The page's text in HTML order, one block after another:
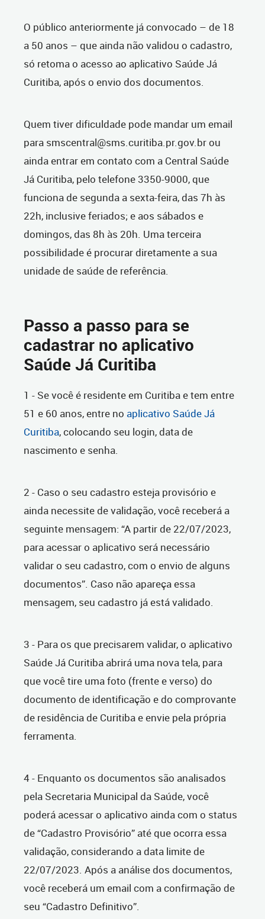
O público anteriormente já convocado – de 18
a 50 anos – que ainda não validou o cadastro,
só retoma o acesso ao aplicativo Saúde Já
Curitiba, após o envio dos documentos.
Quem tiver dificuldade pode mandar um email
para smscentral@sms.curitiba.pr.gov.br ou
ainda entrar em contato com a Central Saúde
Já Curitiba, pelo telefone 3350-9000, que
funciona de segunda a sexta-feira, das 7h às
22h, inclusive feriados; e aos sábados e
domingos, das 8h às 20h. Uma terceira
possibilidade é procurar diretamente a sua
unidade de saúde de referência.
Passo a passo para se
cadastrar no aplicativo
Saúde Já Curitiba
1 - Se você é residente em Curitiba e tem entre
51 e 60 anos, entre no aplicativo Saúde Já
Curitiba, colocando seu login, data de
nascimento e senha.
2 - Caso o seu cadastro esteja provisório e
ainda necessite de validação, você receberá a
seguinte mensagem: “A partir de 22/07/2023,
para acessar o aplicativo será necessário
validar o seu cadastro, com o envio de alguns
documentos”. Caso não apareça essa
mensagem, seu cadastro já está validado.
3 - Para os que precisarem validar, o aplicativo
Saúde Já Curitiba abrirá uma nova tela, para
que você tire uma foto (frente e verso) do
documento de identificação e do comprovante
de residência de Curitiba e envie pela própria
ferramenta.
4 - Enquanto os documentos são analisados
pela Secretaria Municipal da Saúde, você
poderá acessar o aplicativo ainda com o status
de “Cadastro Provisório” até que ocorra essa
validação, considerando a data limite de
22/07/2023. Após a análise dos documentos,
você receberá um email com a confirmação de
seu “Cadastro Definitivo”.